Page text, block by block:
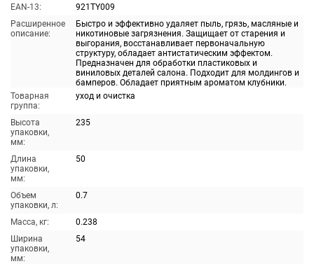
EAN-13:
921TY009
Расширенное
описание:
Быстро и эффективно удаляет пыль, грязь, масляные и
никотиновые загрязнения. Защищает от старения и
выгорания, восстанавливает первоначальную
структуру, обладает антистатическим эффектом.
Предназначен для обработки пластиковых и
виниловых деталей салона. Подходит для молдингов и
бамперов. Обладает приятным ароматом клубники.
Товарная
группа:
уход и очистка
Высота
упаковки,
мм:
235
Длина
упаковки,
мм:
50
Объем
упаковки, л:
0.7
Масса, кг:
0.238
Ширина
упаковки,
мм:
54